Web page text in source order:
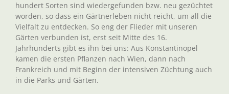
hundert Sorten sind wiedergefunden bzw. neu gezüchtet
worden, so dass ein Gärtnerleben nicht reicht, um all die
Vielfalt zu entdecken. So eng der Flieder mit unseren
Gärten verbunden ist, erst seit Mitte des 16.
Jahrhunderts gibt es ihn bei uns: Aus Konstantinopel
kamen die ersten Pflanzen nach Wien, dann nach
Frankreich und mit Beginn der intensiven Züchtung auch
in die Parks und Gärten.